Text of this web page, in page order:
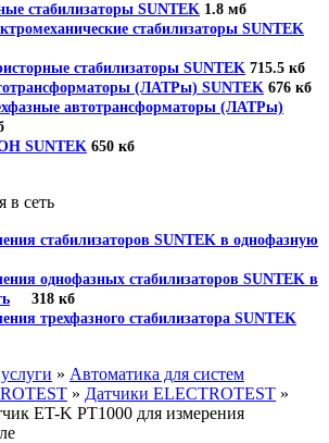
стабилизаторы SUNTEK 1.8 мб
стабилизаторы SUNTEK
стабилизаторы SUNTEK 715.5 кб
(ЛАТРы) SUNTEK 676 кб
автотрансформаторы (ЛАТРы)
SUNTEK 650 кб
в сеть
стабилизаторов SUNTEK в однофазную
однофазных стабилизаторов SUNTEK в
318 кб
трехфазного стабилизатора SUNTEK
» Автоматика для систем
» Датчики ELECTROTEST »
ET-K PT1000 для измерения